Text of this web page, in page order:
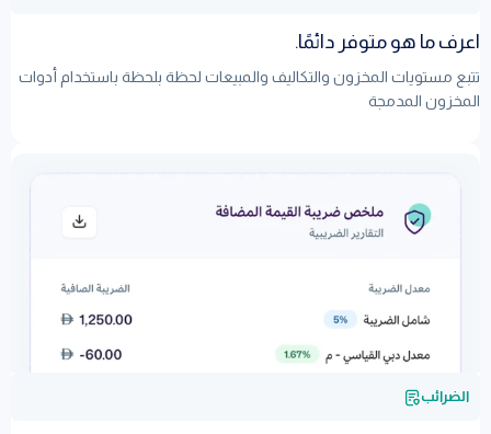
اعرف ما هو متوفر دائمًا.
تتبع مستويات المخزون والتكاليف والمبيعات لحظة بلحظة باستخدام أدوات
المخزون المدمجة
الضرائب